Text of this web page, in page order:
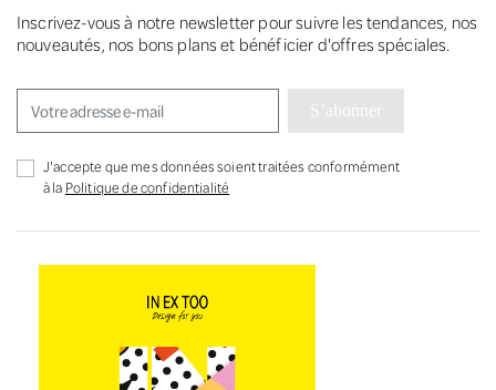
Inscrivez-vous à notre newsletter pour suivre les tendances, nos
nouveautés, nos bons plans et bénéficier d'offres spéciales.
S’abonner
J'accepte que mes données soient traitées conformément
à la Politique de confidentialité